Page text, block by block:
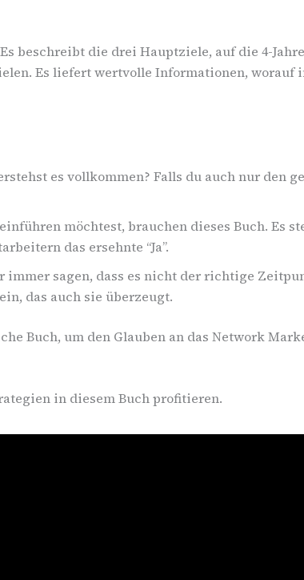
beschreibt die drei Hauptziele, auf die 4-
Es liefert wertvolle Informationen, worauf
es vollkommen? Falls du auch nur den
möchtest, brauchen dieses Buch. Es
das ersehnte “Ja”.
immer sagen, dass es nicht der richtige
das auch sie überzeugt.
Buch, um den Glauben an das Network
in diesem Buch profitieren.